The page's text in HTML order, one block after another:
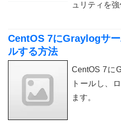
ュリティを強
CentOS 7にGraylogサ
ルする方法
CentOS 7に
トールし、
ます。